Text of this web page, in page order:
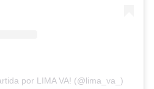
por LIMA VA! (@lima_va_)